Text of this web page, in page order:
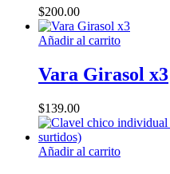
$200.00
Añadir al carrito
Vara Girasol x3
$139.00
Añadir al carrito